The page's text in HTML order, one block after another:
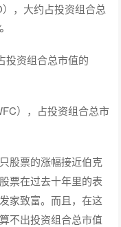
，大约占投资组合总
投资组合总市值的
），占投资组合总市
股票的涨幅接近伯克
票在过去十年里的表
家致富。而且，在这
不出投资组合总市值